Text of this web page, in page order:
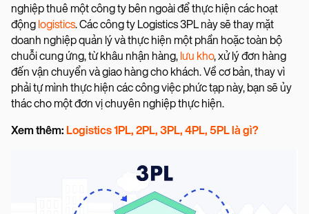
nghiệp thuê một công ty bên ngoài để thực hiện các hoạt
động logistics. Các công ty Logistics 3PL này sẽ thay mặt
doanh nghiệp quản lý và thực hiện một phần hoặc toàn bộ
chuỗi cung ứng, từ khâu nhận hàng, lưu kho, xử lý đơn hàng
đến vận chuyển và giao hàng cho khách. Về cơ bản, thay vì
phải tự mình thực hiện các công việc phức tạp này, bạn sẽ ủy
thác cho một đơn vị chuyên nghiệp thực hiện.
Xem thêm: Logistics 1PL, 2PL, 3PL, 4PL, 5PL là gì?